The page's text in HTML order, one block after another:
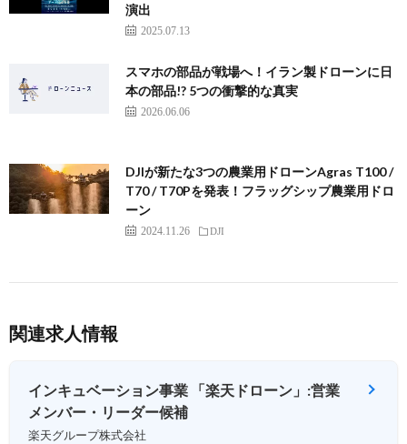
演出
2025.07.13
スマホの部品が戦場へ！イラン製ドローンに日
本の部品!? 5つの衝撃的な真実
2026.06.06
DJIが新たな3つの農業用ドローンAgras T100 /
T70 / T70Pを発表！フラッグシップ農業用ドロ
ーン
2024.11.26 DJI
関連求人情報
インキュベーション事業 「楽天ドローン」:営業
メンバー・リーダー候補
楽天グループ株式会社